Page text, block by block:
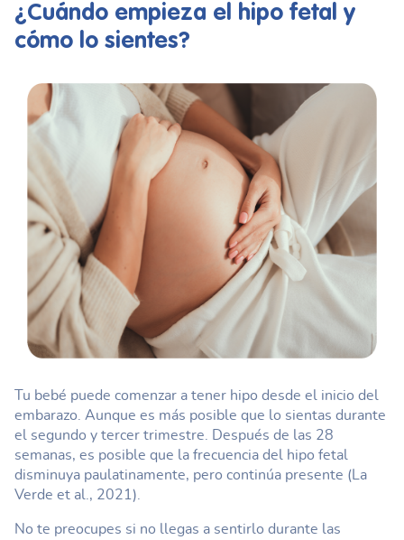
¿Cuándo empieza el hipo fetal y
cómo lo sientes?
Tu bebé puede comenzar a tener hipo desde el inicio del
embarazo. Aunque es más posible que lo sientas durante
el segundo y tercer trimestre. Después de las 28
semanas, es posible que la frecuencia del hipo fetal
disminuya paulatinamente, pero continúa presente (La
Verde et al., 2021).
No te preocupes si no llegas a sentirlo durante las